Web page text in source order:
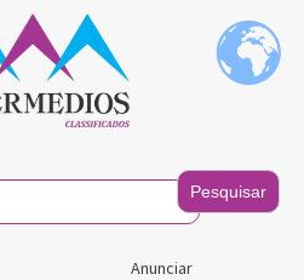
Anunciar